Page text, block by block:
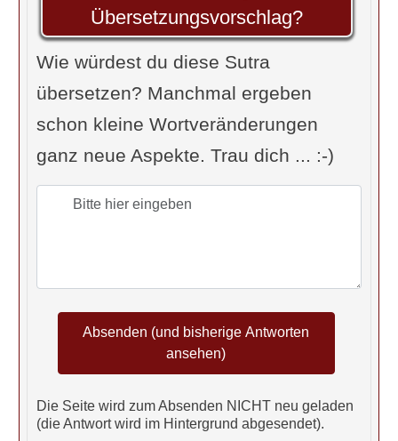
R. Sriram: „… in Samskara, die
Iyengar: „Durch … Bewusstwerden
[deraus den Werken einer früheren
Geburt resultierenden
der früheren Geburt."
Übersetzungsvorschlag?
Wie würdest du diese Sutra
übersetzen? Manchmal ergeben
schon kleine Wortveränderungen
ganz neue Aspekte. Trau dich ... :-)
Die Seite wird zum Absenden NICHT neu geladen
(die Antwort wird im Hintergrund abgesendet).